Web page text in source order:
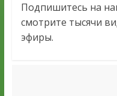
Подпишитесь на
смотрите тысячи
эфиры.